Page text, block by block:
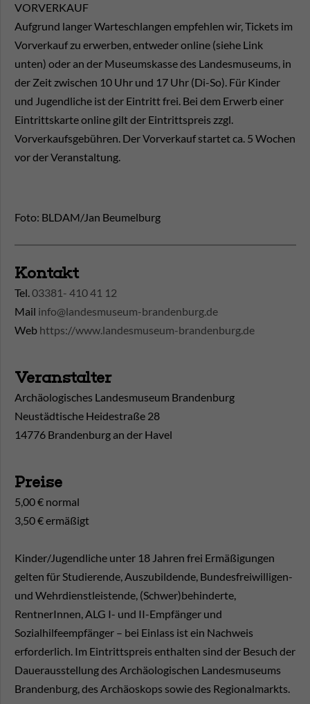
VORVERKAUF
Aufgrund langer Warteschlangen empfehlen wir, Tickets im
Vorverkauf zu erwerben, entweder online (siehe Link
unten) oder an der Museumskasse des Landesmuseums, in
der Zeit zwischen 10 Uhr und 17 Uhr (Di-So). Für Kinder
und Jugendliche ist der Eintritt frei. Bei dem Erwerb einer
Eintrittskarte online gilt der Eintrittspreis zzgl.
Vorverkaufsgebühren. Der Vorverkauf startet ca. 5 Wochen
vor der Veranstaltung.
Foto: BLDAM/Jan Beumelburg
Kontakt
Tel.03381- 410 41 12
Mail info@landesmuseum-brandenburg.de
Web https://www.landesmuseum-brandenburg.de
Veranstalter
Archäologisches Landesmuseum Brandenburg
Neustädtische Heidestraße 28
14776 Brandenburg an der Havel
Preise
5,00 € normal
3,50 € ermäßigt
Kinder/Jugendliche unter 18 Jahren frei Ermäßigungen
gelten für Studierende, Auszubildende, Bundesfreiwilligen-
und Wehrdienstleistende, (Schwer)behinderte,
RentnerInnen, ALG I- und II-Empfänger und
Sozialhilfeempfänger – bei Einlass ist ein Nachweis
erforderlich. Im Eintrittspreis enthalten sind der Besuch der
Dauerausstellung des Archäologischen Landesmuseums
Brandenburg, des Archäoskops sowie des Regionalmarkts.